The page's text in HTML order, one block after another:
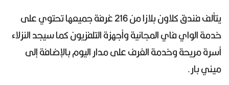
يتألف فندق كلاون بلازا من 216 غرفة جميعها تحتوي على
خدمة الواي فاي المجانية وأجهزة التلفزيون كما سيجد النزلاء
أسرة مريحة وخدمة الغرف على مدار اليوم بالإضافة إلى
ميني بار.